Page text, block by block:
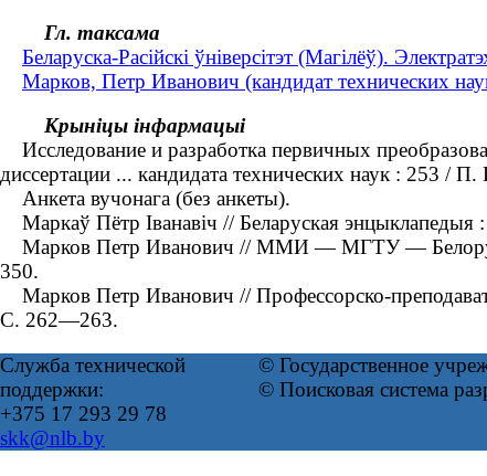
Гл. таксама
Беларуска-Расійскі ўніверсітэт (Магілёў).
Марков, Петр Иванович (кандидат технических
Крыніцы інфармацыі
Исследование и разработка первичных
диссертации ... кандидата технических наук : 253
Анкета вучонага (без анкеты).
Маркаў Пётр Іванавіч // Беларуская
Марков Петр Иванович // ММИ — МГТУ —
350.
Марков Петр Иванович // Профессорско-
С. 262—263.
Служба технической
поддержки:
+375 17 293 29 78
skk@nlb.by
© Государственное
© Поисковая система